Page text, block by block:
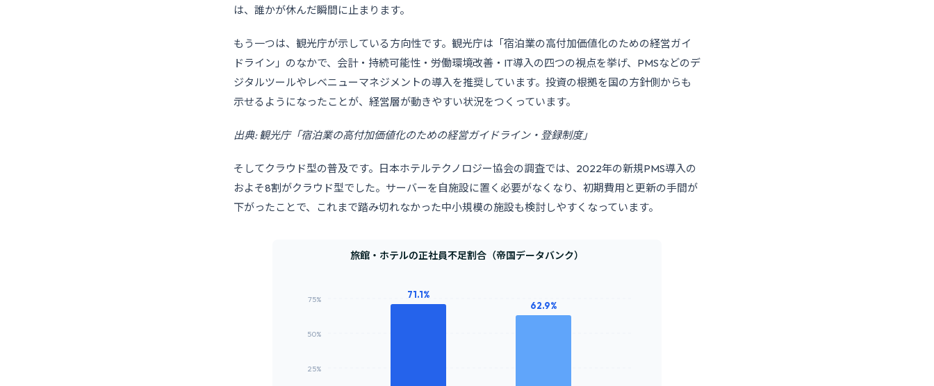
は、誰かが休んだ瞬間に止まります。
もう一つは、観光庁が示している方向性です。観光庁は「宿泊業の高付加価値化のための経営ガイ
ドライン」のなかで、会計・持続可能性・労働環境改善・IT導入の四つの視点を挙げ、PMSなどのデ
ジタルツールやレベニューマネジメントの導入を推奨しています。投資の根拠を国の方針側からも
示せるようになったことが、経営層が動きやすい状況をつくっています。
出典: 観光庁「宿泊業の高付加価値化のための経営ガイドライン・登録制度」
そしてクラウド型の普及です。日本ホテルテクノロジー協会の調査では、2022年の新規PMS導入の
およそ8割がクラウド型でした。サーバーを自施設に置く必要がなくなり、初期費用と更新の手間が
下がったことで、これまで踏み切れなかった中小規模の施設も検討しやすくなっています。
旅館・ホテルの正社員不足割合（帝国データバンク）
25%
50%
75%
71.1%
62.9%